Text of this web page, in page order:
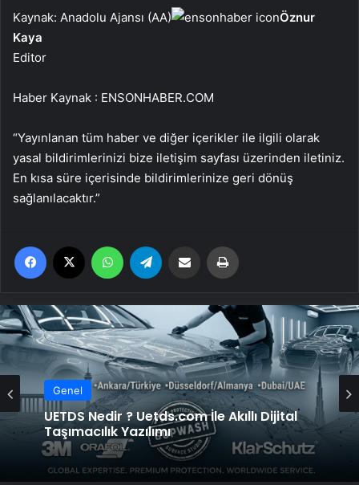
Kaynak: Anadolu Ajansı (AA)
Öznur
Kaya
Editor
Haber Kaynak : ENSONHABER.COM
“Yayınlanan tüm haber ve diğer içerikler ile ilgili olarak
yasal bildirimlerinizi bize iletişim sayfası üzerinden iletiniz.
En kısa süre içerisinde bildirimlerinize geri dönüş
sağlanılacaktır.”
Facebook WhatsApp Email'den paylaş
Genel
UETDS Nedir ? Uetds.com İle Akıllı Dijital
Taşımacılık Yazılımı